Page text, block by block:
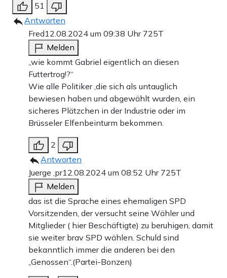
51
Antworten
Fred12.08.2024 um 09:38 Uhr 725T
Melden
„wie kommt Gabriel eigentlich an diesen
Futtertrog!?“
Wie alle Politiker ,die sich als untauglich
bewiesen haben und abgewählt wurden, ein
sicheres Plätzchen in der Industrie oder im
Brüsseler Elfenbeinturm bekommen.
2
Antworten
Juerge ,pr12.08.2024 um 08:52 Uhr 725T
Melden
das ist die Sprache eines ehemaligen SPD
Vorsitzenden, der versucht seine Wähler und
Mitglieder ( hier Beschäftigte) zu beruhigen, damit
sie weiter brav SPD wählen. Schuld sind
bekanntlich immer die anderen bei den
„Genossen“.(Partei-Bonzen)